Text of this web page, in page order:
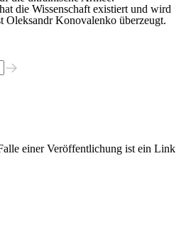
die Wissenschaft existiert und wird
Konovalenko überzeugt.
einer Veröffentlichung ist ein Link